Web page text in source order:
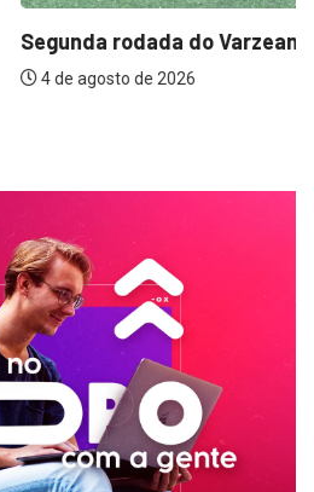
Varzeano tem 40 gols...